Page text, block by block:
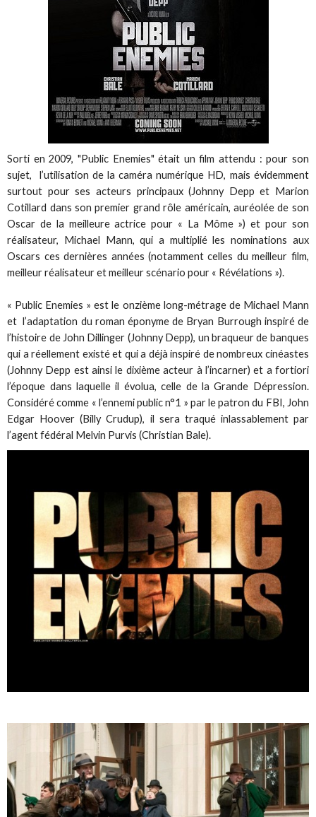
Sorti en 2009, "Public Enemies" était un film attendu : pour son
sujet, l’utilisation de la caméra numérique HD, mais évidemment
surtout pour ses acteurs principaux (Johnny Depp et Marion
Cotillard dans son premier grand rôle américain, auréolée de son
Oscar de la meilleure actrice pour « La Môme ») et pour son
réalisateur, Michael Mann, qui a multiplié les nominations aux
Oscars ces dernières années (notamment celles du meilleur film,
meilleur réalisateur et meilleur scénario pour « Révélations »).
« Public Enemies » est le onzième long-métrage de Michael Mann
et l’adaptation du roman éponyme de Bryan Burrough inspiré de
l’histoire de John Dillinger (Johnny Depp), un braqueur de banques
qui a réellement existé et qui a déjà inspiré de nombreux cinéastes
(Johnny Depp est ainsi le dixième acteur à l’incarner) et a fortiori
l’époque dans laquelle il évolua, celle de la Grande Dépression.
Considéré comme « l’ennemi public n°1 » par le patron du FBI, John
Edgar Hoover (Billy Crudup), il sera traqué inlassablement par
l’agent fédéral Melvin Purvis (Christian Bale).